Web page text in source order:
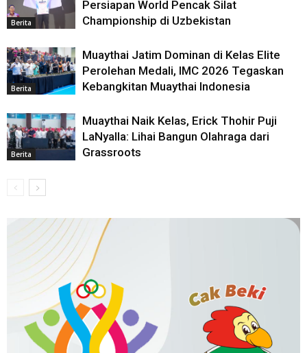
Berita
Persiapan World Pencak Silat
Championship di Uzbekistan
Berita
Muaythai Jatim Dominan di Kelas Elite
Perolehan Medali, IMC 2026 Tegaskan
Kebangkitan Muaythai Indonesia
Berita
Muaythai Naik Kelas, Erick Thohir Puji
LaNyalla: Lihai Bangun Olahraga dari
Grassroots